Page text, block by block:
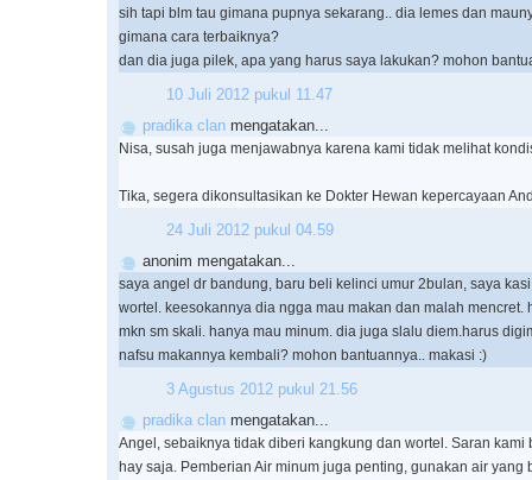
sih tapi blm tau gimana pupnya sekarang.. dia lemes dan
gimana cara terbaiknya?
dan dia juga pilek, apa yang harus saya lakukan? mohon
10 Juli 2012 pukul 11.47
pradika clan mengatakan...
Nisa, susah juga menjawabnya karena kami tidak melihat
Tika, segera dikonsultasikan ke Dokter Hewan kepercayaan
24 Juli 2012 pukul 04.59
anonim mengatakan...
saya angel dr bandung, baru beli kelinci umur 2bulan, saya
wortel. keesokannya dia ngga mau makan dan malah mencret.
mkn sm skali. hanya mau minum. dia juga slalu diem.harus
nafsu makannya kembali? mohon bantuannya.. makasi :)
3 Agustus 2012 pukul 21.56
pradika clan mengatakan...
Angel, sebaiknya tidak diberi kangkung dan wortel. Saran kami
hay saja. Pemberian Air minum juga penting, gunakan air yang